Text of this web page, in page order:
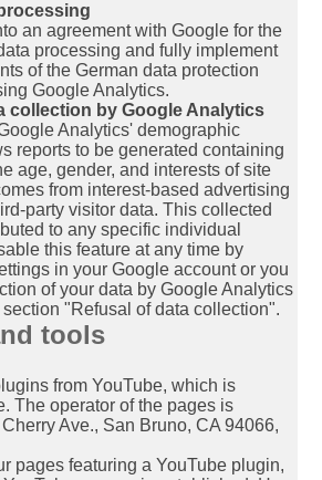
an agreement with Google for the
processing and fully implement
of the German data protection
Google Analytics.
collection by Google Analytics
Analytics' demographic
reports to be generated containing
age, gender, and interests of site
from interest-based advertising
party visitor data. This collected
to any specific individual
this feature at any time by
in your Google account or you
of your data by Google Analytics
"Refusal of data collection".
tools
from YouTube, which is
The operator of the pages is
Ave., San Bruno, CA 94066,
pages featuring a YouTube plugin,